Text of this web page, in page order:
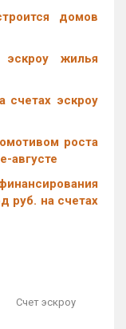
домов
жилья
эскроу
роста
августе
руб. на счетах
Счет эскроу